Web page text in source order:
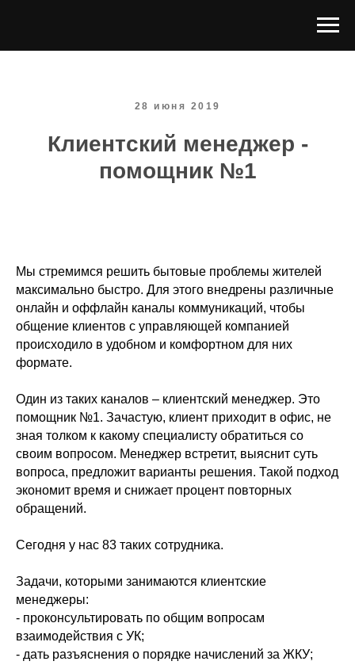
28 июня 2019
Клиентский менеджер -
помощник №1
Мы стремимся решить бытовые проблемы жителей
максимально быстро. Для этого внедрены различные
онлайн и оффлайн каналы коммуникаций, чтобы
общение клиентов с управляющей компанией
происходило в удобном и комфортном для них
формате.
Один из таких каналов – клиентский менеджер. Это
помощник №1. Зачастую, клиент приходит в офис, не
зная толком к какому специалисту обратиться со
своим вопросом. Менеджер встретит, выяснит суть
вопроса, предложит варианты решения. Такой подход
экономит время и снижает процент повторных
обращений.
Сегодня у нас 83 таких сотрудника.
Задачи, которыми занимаются клиентские
менеджеры:
- проконсультировать по общим вопросам
взаимодействия с УК;
- дать разъяснения о порядке начислений за ЖКУ;